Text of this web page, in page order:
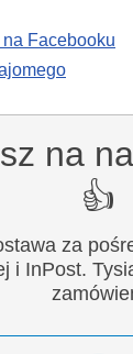
Facebooku
na
👍
za
i InPost.